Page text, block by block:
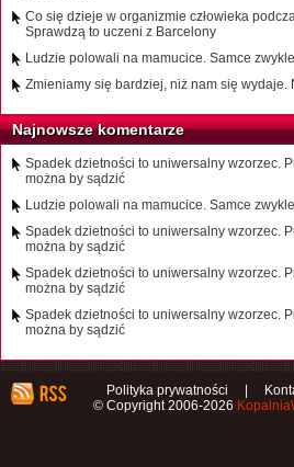
Co się dzieje w organizmie człowieka
Sprawdzą to uczeni z Barcelony
Ludzie polowali na mamucice. Samce
Zmieniamy się bardziej, niż nam się wydaje.
Najnowsze komentarze
Spadek dzietności to uniwersalny wzorzec.
można by sądzić
Ludzie polowali na mamucice. Samce
Spadek dzietności to uniwersalny wzorzec.
można by sądzić
Spadek dzietności to uniwersalny wzorzec.
można by sądzić
Spadek dzietności to uniwersalny wzorzec.
można by sądzić
Polityka prywatności
© Copyright 2006-2026